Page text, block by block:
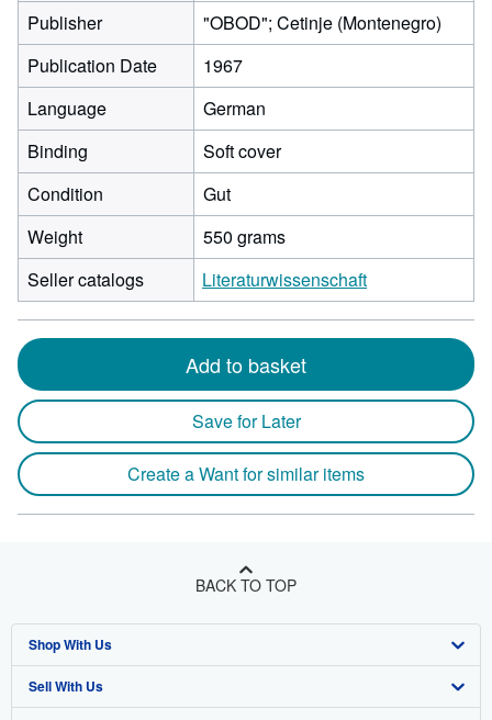
Publisher
"OBOD"; Cetinje (Montenegro)
Publication Date
1967
Language
German
Binding
Soft cover
Condition
Gut
Weight
550 grams
Seller catalogs
Literaturwissenschaft
Add to basket
Save for Later
Create a Want for similar items
BACK TO TOP
Shop With Us
Advanced Search
Sell With Us